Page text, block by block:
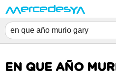
EN QUE AÑO